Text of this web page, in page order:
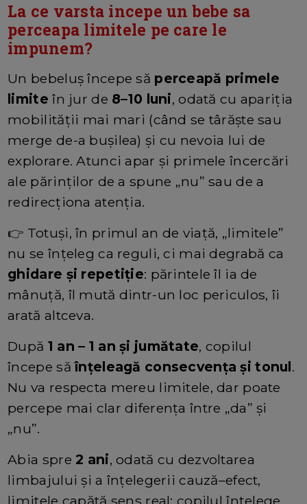
La ce varsta incepe un bebe sa
perceapa limitele pe care le
impunem?
Un bebeluș începe să perceapă primele
limite în jur de 8–10 luni, odată cu apariția
mobilității mai mari (când se târăște sau
merge de-a bușilea) și cu nevoia lui de
explorare. Atunci apar și primele încercări
ale părinților de a spune „nu” sau de a
redirecționa atenția.
👉 Totuși, în primul an de viață, „limitele”
nu se înțeleg ca reguli, ci mai degrabă ca
ghidare și repetiție: părintele îl ia de
mânuță, îl mută dintr-un loc periculos, îi
arată altceva.
După 1 an – 1 an și jumătate, copilul
începe săînțeleagă consecvența și tonul.
Nu va respecta mereu limitele, dar poate
percepe mai clar diferența între „da” și
„nu”.
Abia spre2 ani, odată cu dezvoltarea
limbajului și a înțelegerii cauză–efect,
limitele capătă sens real: copilul înțelege